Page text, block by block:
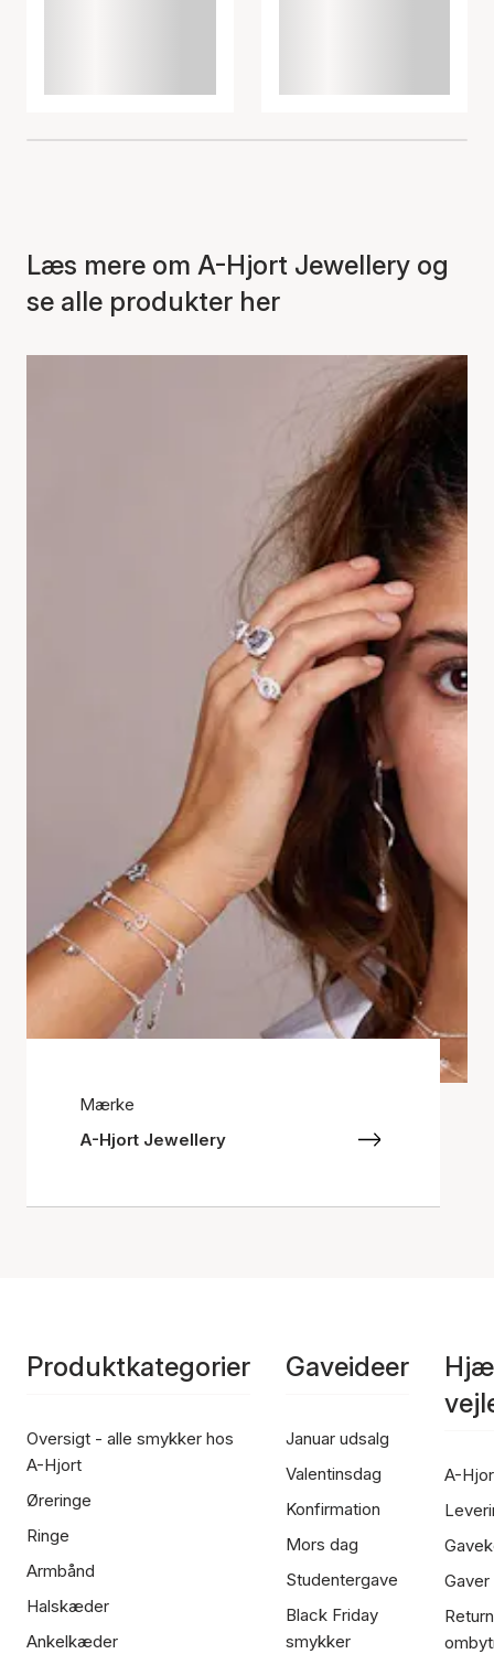
Læs mere om A-Hjort Jewellery og
se alle produkter her
Mærke
A-Hjort Jewellery
Produktkategorier
Oversigt - alle smykker hos
A-Hjort
Øreringe
Ringe
Armbånd
Halskæder
Ankelkæder
Gaveideer
Januar udsalg
Valentinsdag
Konfirmation
Mors dag
Studentergave
Black Friday
smykker
A-